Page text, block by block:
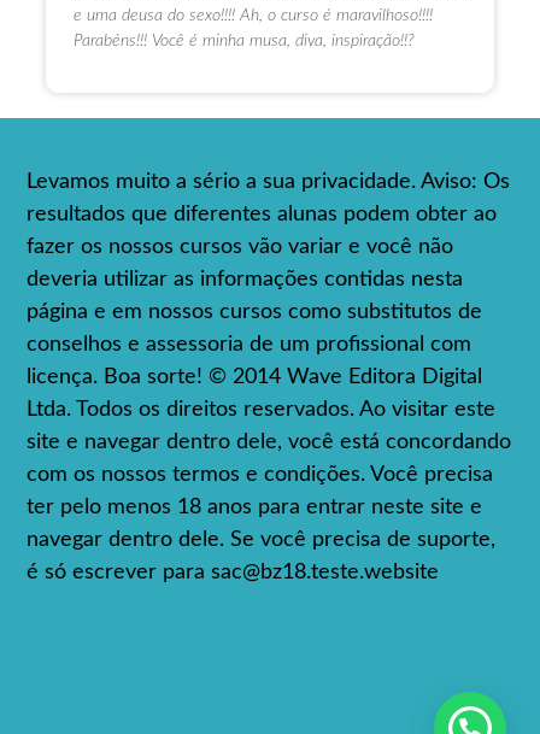
e uma deusa do sexo!!!! Ah, o curso é maravilhoso!!!!
Parabéns!!! Você é minha musa, diva, inspiração!!?
Levamos muito a sério a sua privacidade. Aviso: Os
resultados que diferentes alunas podem obter ao
fazer os nossos cursos vão variar e você não
deveria utilizar as informações contidas nesta
página e em nossos cursos como substitutos de
conselhos e assessoria de um profissional com
licença. Boa sorte! © 2014 Wave Editora Digital
Ltda. Todos os direitos reservados. Ao visitar este
site e navegar dentro dele, você está concordando
com os nossos termos e condições. Você precisa
ter pelo menos 18 anos para entrar neste site e
navegar dentro dele. Se você precisa de suporte,
é só escrever parasac@bz18.teste.website